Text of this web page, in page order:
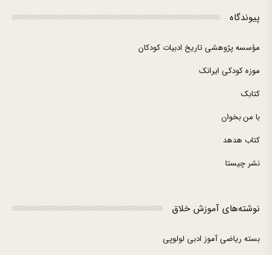
پیوندگاه
مؤسسه پژوهشی تاریخ ادبیات کودکان
موزه کودکی ایرانک
کتابک
با من بخوان
کتاب هدهد
نشر چیستا
نوشته‌های آموزش خلاق
بسته ریاضی آموز ادبی لولوپی